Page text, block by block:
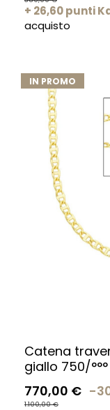
+ 26,60 punti
acquisto
IN PROMO
Catena
giallo 750/°°°
770,00 € -
1.100,00 €